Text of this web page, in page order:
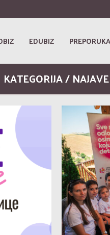
EDUBIZ PREPORUKA
KATEGORIJA / NAJAVE